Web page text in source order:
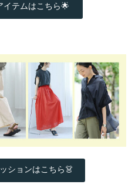
テムはこちら🌟
ションはこちら👗